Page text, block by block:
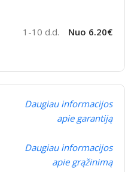
1-10 d.d. Nuo 6.20€
Daugiau informacijos
apie garantiją
Daugiau informacijos
apie grąžinimą